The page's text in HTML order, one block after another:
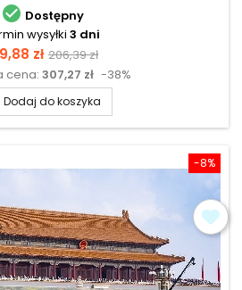
 Dostępny
wysyłki 3 dni
zł Cena
podstawowa
206,39 zł
cena: 307,27 zł -38%
Dodaj do koszyka
-8%